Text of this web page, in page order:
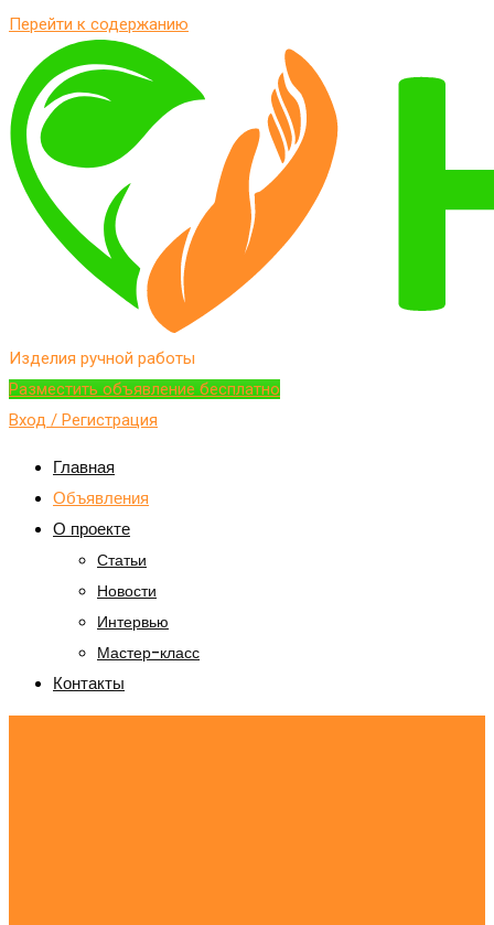
Перейти к содержанию
Изделия ручной работы
Разместить объявление бесплатно
Вход / Регистрация
Главная
Объявления
О проекте
Статьи
Новости
Интервью
Мастер-класс
Контакты